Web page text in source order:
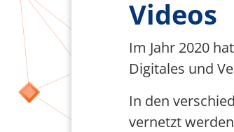
Team
Förderer
Videos
Im Jahr 2020
Digitales und
In den
vernetzt